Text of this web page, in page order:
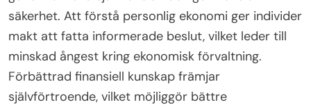
säkerhet. Att förstå personlig ekonomi ger individer
makt att fatta informerade beslut, vilket leder till
minskad ångest kring ekonomisk förvaltning.
Förbättrad finansiell kunskap främjar
självförtroende, vilket möjliggör bättre